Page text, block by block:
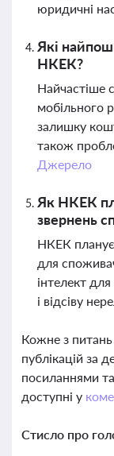
юридичні
Які
НКЕК?
Найчастіше
мобільного
залишку
також
Джерело
Як НКЕК
звернень
НКЕК планує
для
інтелект
і відсіву
Кожне з
публікацій за
посиланнями
доступні у
Стисло про